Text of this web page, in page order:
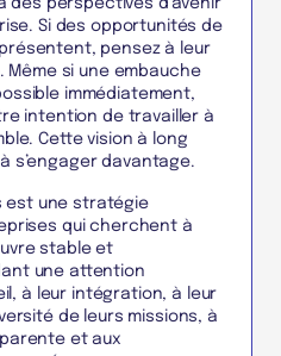
des perspectives d’avenir
Si des opportunités de
pensez à leur
si une embauche
immédiatement,
intention de travailler à
Cette vision à long
s’engager davantage.
est une stratégie
qui cherchent à
stable et
une attention
à leur intégration, à leur
de leurs missions, à
et aux